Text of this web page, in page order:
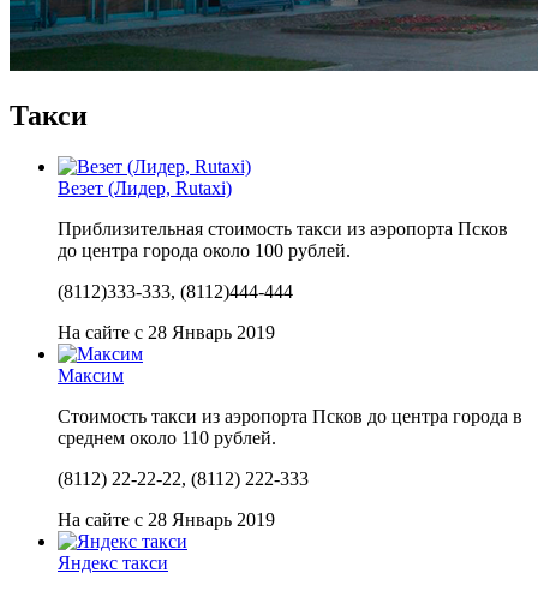
Такси
Везет (Лидер, Rutaxi)
Приблизительная стоимость такси из аэропорта Псков
до центра города около 100 рублей.
(8112)333-333, (8112)444-444
На сайте с 28 Январь 2019
Максим
Стоимость такси из аэропорта Псков до центра города в
среднем около 110 рублей.
(8112) 22-22-22, (8112) 222-333
На сайте с 28 Январь 2019
Яндекс такси